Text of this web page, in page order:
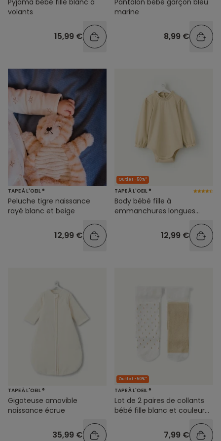
volants
15,99 €
marine
8,99 €
TAPE À L'OEIL ®
Peluche tigre naissance
rayé blanc et beige
12,99 €
Outlet -50%*
TAPE À L'OEIL ®
Body bébé fille à
emmanchures longues
12,99 €
TAPE À L'OEIL ®
Gigoteuse amovible
naissance écrue
35,99 €
Outlet -50%*
TAPE À L'OEIL ®
Lot de 2 paires de collants
bébé fille blanc et couleur
7,99 €